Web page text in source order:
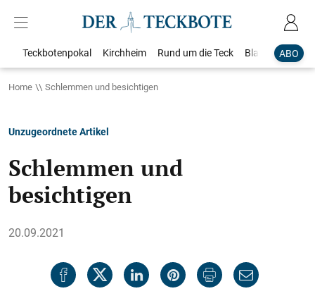
ABO
Teckbotenpokal Kirchheim Rund um die Teck Blaulicht
Home Schlemmen und besichtigen
Unzugeordnete Artikel
Schlemmen und
besichtigen
20.09.2021